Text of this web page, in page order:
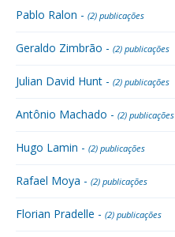
Pablo Ralon - (2) publicações
Geraldo Zimbrão - (2) publicações
Julian David Hunt - (2) publicações
Antônio Machado - (2) publicações
Hugo Lamin - (2) publicações
Rafael Moya - (2) publicações
Florian Pradelle - (2) publicações